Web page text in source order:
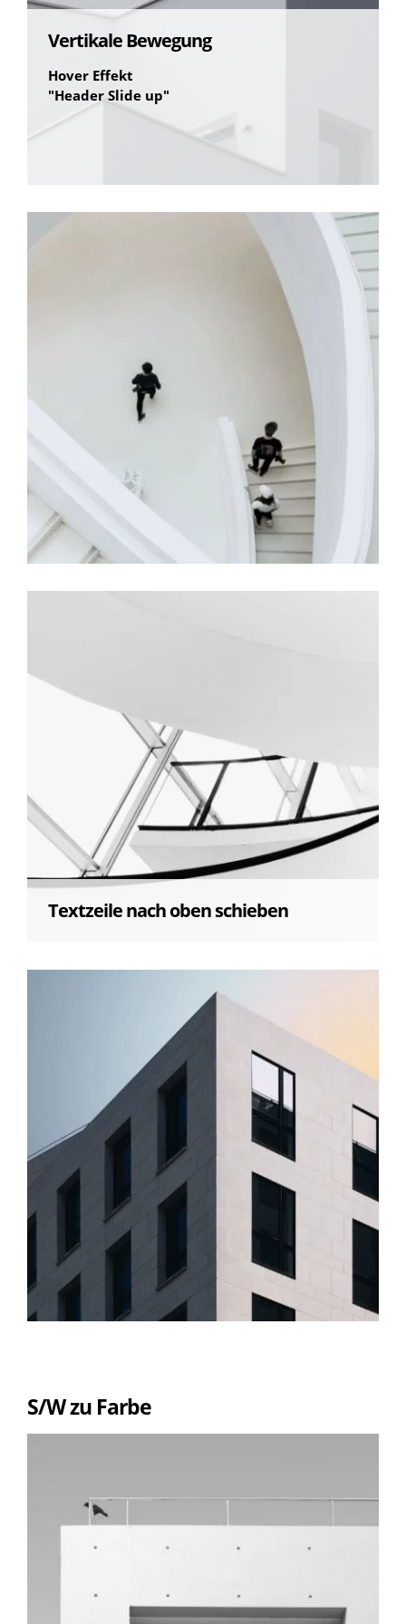
Vertikale Bewegung
Hover Effekt
"Header Slide up"
Textzeile nach oben schieben
"slide smooth text"
Kopfzeile omo Text nach oben schieben
S/W zu Farbe